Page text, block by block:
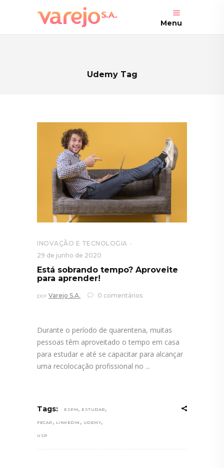
Menu
Udemy Tag
INOVAÇÃO E TECNOLOGIA
29 de junho de 2020
Está sobrando tempo? Aproveite
para aprender!
por Varejo S.A. 0 comentários
Durante o período de quarentena, muitas
pessoas têm aproveitado o tempo em casa
para estudar e até se capacitar para alcançar
uma recolocação profissional no
Tags: ESPM , ESTUDAR ,
FECAP , LINKEDIN , UDEMY,
USP